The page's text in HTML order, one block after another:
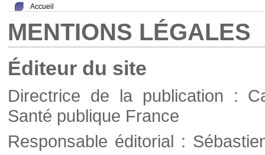
Accueil
MENTIONS LÉGALES
Éditeur du site
Directrice de la publication :
Santé publique France
Responsable éditorial :